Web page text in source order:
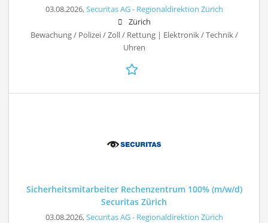
03.08.2026,Securitas AG - Regionaldirektion Zürich
Zürich
Bewachung / Polizei / Zoll / Rettung | Elektronik / Technik /
Uhren
Sicherheitsmitarbeiter Rechenzentrum 100% (m/w/d)
Securitas Zürich
03.08.2026,Securitas AG - Regionaldirektion Zürich